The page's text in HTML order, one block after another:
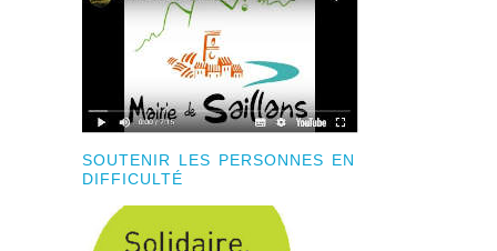
SOUTENIR LES PERSONNES EN
DIFFICULTÉ